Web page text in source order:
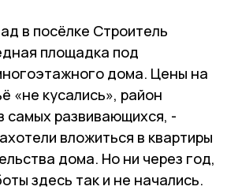
в посёлке Строитель
площадка под
дома. Цены на
«не кусались», район
самых развивающихся, -
вложиться в квартиры
дома. Но ни через год,
здесь так и не начались.